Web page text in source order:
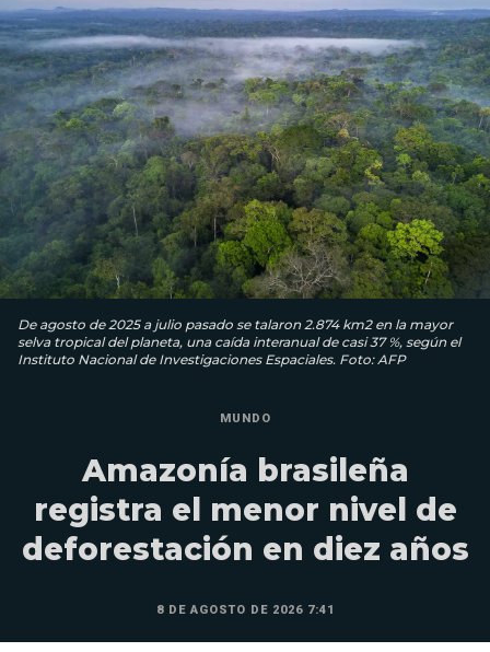
De agosto de 2025 a julio pasado se talaron 2.874 km2 en la mayor
selva tropical del planeta, una caída interanual de casi 37 %, según el
Instituto Nacional de Investigaciones Espaciales. Foto: AFP
MUNDO
Amazonía brasileña
registra el menor nivel de
deforestación en diez años
8 DE AGOSTO DE 2026 7:41